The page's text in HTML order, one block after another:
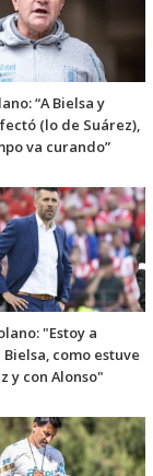
“A Bielsa y
(lo de Suárez),
va curando”
"Estoy a
como estuve
y con Alonso"